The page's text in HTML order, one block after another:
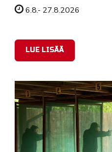
Tapahtuman ajankohta
6.8.- 27.8.2026
LUE LISÄÄ